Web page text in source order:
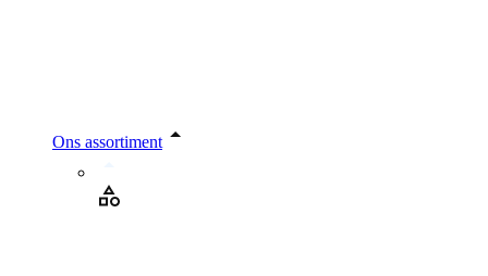
Ons assortiment